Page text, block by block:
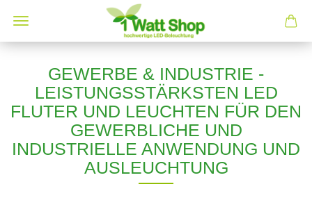
GEWERBE & INDUSTRIE -
LEISTUNGSSTÄRKSTEN LED
FLUTER UND LEUCHTEN FÜR DEN
GEWERBLICHE UND
INDUSTRIELLE ANWENDUNG UND
AUSLEUCHTUNG